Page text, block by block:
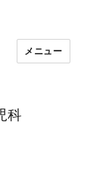
メニュー
科